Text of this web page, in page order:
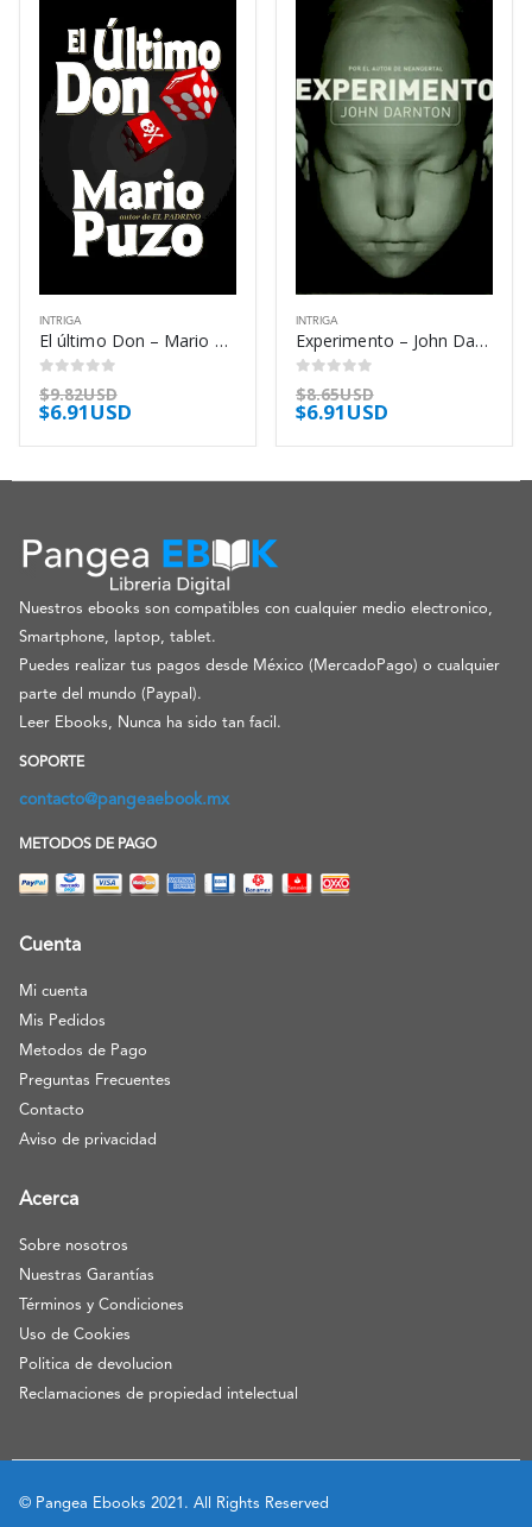
INTRIGA
El último Don – Mario Puzo
0
$9.82USD
$6.91USD
INTRIGA
Experimento – John Darnton
0
$8.65USD
$6.91USD
Nuestros ebooks son compatibles con cualquier medio electronico,
Smartphone, laptop, tablet.
Puedes realizar tus pagos desde México (MercadoPago) o cualquier
parte del mundo (Paypal).
Leer Ebooks, Nunca ha sido tan facil.
SOPORTE
contacto@pangeaebook.mx
METODOS DE PAGO
Cuenta
Mi cuenta
Mis Pedidos
Metodos de Pago
Preguntas Frecuentes
Contacto
Aviso de privacidad
Acerca
Sobre nosotros
Nuestras Garantías
Términos y Condiciones
Uso de Cookies
Politica de devolucion
Reclamaciones de propiedad intelectual
© Pangea Ebooks 2021. All Rights Reserved